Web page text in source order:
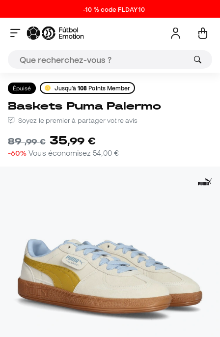
-10 % code FLDAY10
Épuisé Jusqu'à108 Points Member
Baskets Puma Palermo
Soyez le premier à partager votre avis
89,99 € 35,99 €
-60% Vous économisez 54,00 €